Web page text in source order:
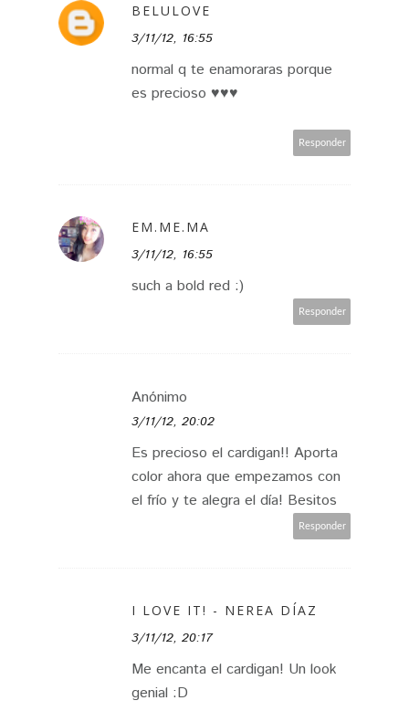
BELULOVE
3/11/12, 16:55
normal q te enamoraras porque
es precioso ♥♥♥
Responder
EM.ME.MA
3/11/12, 16:55
such a bold red :)
Responder
Anónimo
3/11/12, 20:02
Es precioso el cardigan!! Aporta
color ahora que empezamos con
el frío y te alegra el día! Besitos
Responder
I LOVE IT! - NEREA DÍAZ
3/11/12, 20:17
Me encanta el cardigan! Un look
genial :D